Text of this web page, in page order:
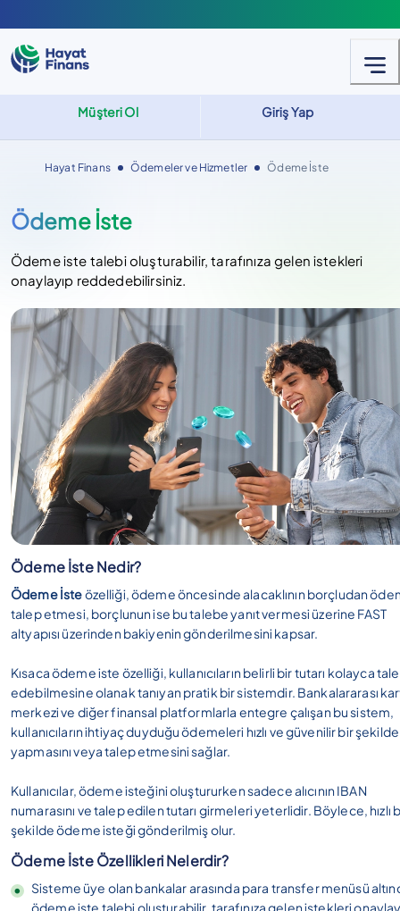
Müşteri Ol Giriş Yap
Hayat Finans Ödemeler ve Hizmetler Ödeme İste
Ödeme İste
Ödeme iste talebi oluşturabilir, tarafınıza gelen istekleri
onaylayıp reddedebilirsiniz.
Ödeme İste Nedir?
Ödeme İsteözelliği, ödeme öncesinde alacaklının borçludan
talep etmesi, borçlunun ise bu talebe yanıt vermesi üzerine FAST
altyapısı üzerinden bakiyenin gönderilmesini kapsar.
Kısaca ödeme iste özelliği, kullanıcıların belirli bir tutarı kolayca
edebilmesine olanak tanıyan pratik bir sistemdir. Bankalararası
merkezi ve diğer finansal platformlarla entegre çalışan bu sistem,
kullanıcıların ihtiyaç duyduğu ödemeleri hızlı ve güvenilir bir şekilde
yapmasını veya talep etmesini sağlar.
Kullanıcılar, ödeme isteğini oluştururken sadece alıcının IBAN
numarasını ve talep edilen tutarı girmeleri yeterlidir. Böylece, hızlı
şekilde ödeme isteği gönderilmiş olur.
Ödeme İste Özellikleri Nelerdir?
Sisteme üye olan bankalar arasında para transfer menüsü
ödeme iste talebi oluşturabilir, tarafınıza gelen istekleri